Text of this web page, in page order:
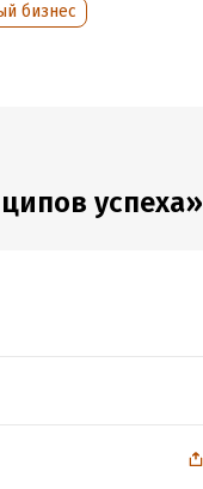
бизнес
успеха»